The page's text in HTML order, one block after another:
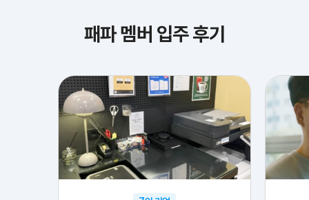
패파 멤버 입주 후기